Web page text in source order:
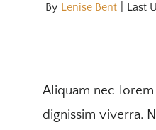
By Lenise Bent Last
Aliquam nec
dignissim viverra.